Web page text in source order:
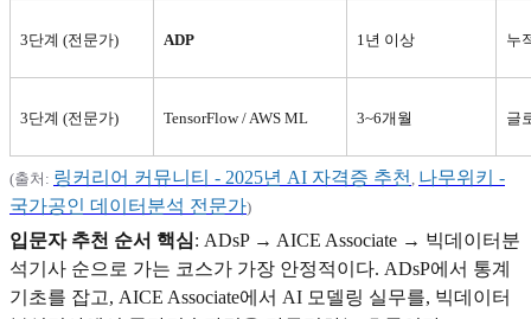
3단계 (전문가) ADP 1년 이상 누
3단계 (전문가) TensorFlow / AWS ML 3~6개월 글
(출처: 링커리어 커뮤니티 - 2025년 AI 자격증 추천 나무위키 -
국가공인 데이터분석 전문가)
입문자 추천 순서 핵심: ADsP → AICE Associate → 빅데이터분
석기사 순으로 가는 코스가 가장 안정적이다. ADsP에서 통계
기초를 잡고, AICE Associate에서 AI 모델링 실무를, 빅데이터